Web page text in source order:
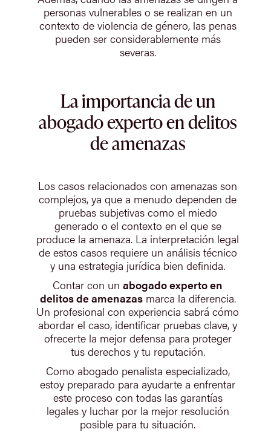
personas vulnerables o se realizan en un
contexto de violencia de género, las penas
pueden ser considerablemente más
severas.
La importancia de un
abogado experto en delitos
de amenazas
Los casos relacionados con amenazas son
complejos, ya que a menudo dependen de
pruebas subjetivas como el miedo
generado o el contexto en el que se
produce la amenaza. La interpretación legal
de estos casos requiere un análisis técnico
y una estrategia jurídica bien definida.
Contar con unabogado experto en
delitos de amenazasmarca la diferencia.
Un profesional con experiencia sabrá cómo
abordar el caso, identificar pruebas clave, y
ofrecerte la mejor defensa para proteger
tus derechos y tu reputación.
Como abogado penalista especializado,
estoy preparado para ayudarte a enfrentar
este proceso con todas las garantías
legales y luchar por la mejor resolución
posible para tu situación.